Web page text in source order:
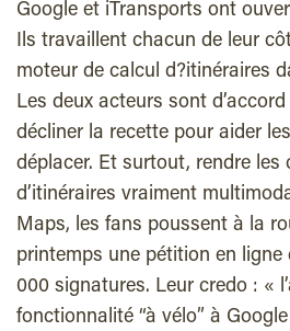
Google et iTransports ont
Ils travaillent chacun de leur
moteur de calcul d?itinéraires
Les deux acteurs sont
décliner la recette pour aider
déplacer. Et surtout, rendre les
d’itinéraires vraiment
Maps, les fans poussent à la
printemps une pétition en ligne
000 signatures. Leur credo : «
fonctionnalité “à vélo” à